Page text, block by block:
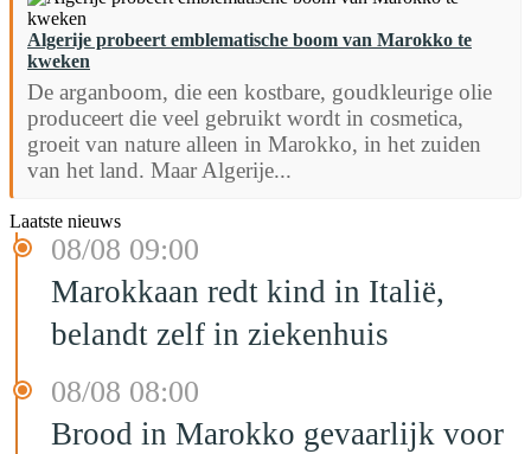
Algerije probeert emblematische boom van Marokko te
kweken
De arganboom, die een kostbare, goudkleurige olie
produceert die veel gebruikt wordt in cosmetica,
groeit van nature alleen in Marokko, in het zuiden
van het land. Maar Algerije...
Laatste nieuws
08/08 09:00
Marokkaan redt kind in Italië,
belandt zelf in ziekenhuis
08/08 08:00
Brood in Marokko gevaarlijk voor